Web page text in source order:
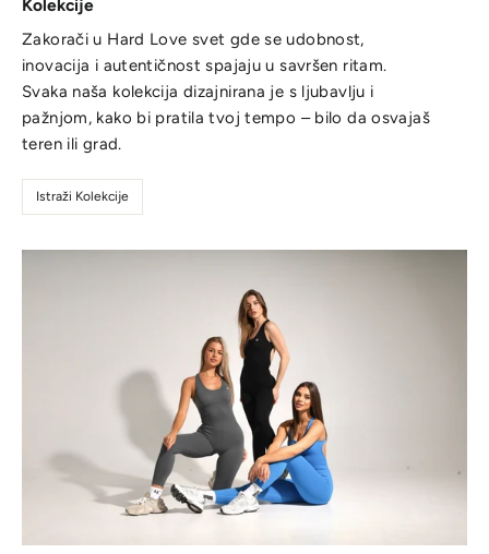
Kolekcije
Zakorači u Hard Love svet gde se udobnost,
inovacija i autentičnost spajaju u savršen ritam.
Svaka naša kolekcija dizajnirana je s ljubavlju i
pažnjom, kako bi pratila tvoj tempo – bilo da osvajaš
teren ili grad.
Istraži Kolekcije